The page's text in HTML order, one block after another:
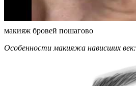
макияж бровей пошагово
Особенности макияжа нависших век: